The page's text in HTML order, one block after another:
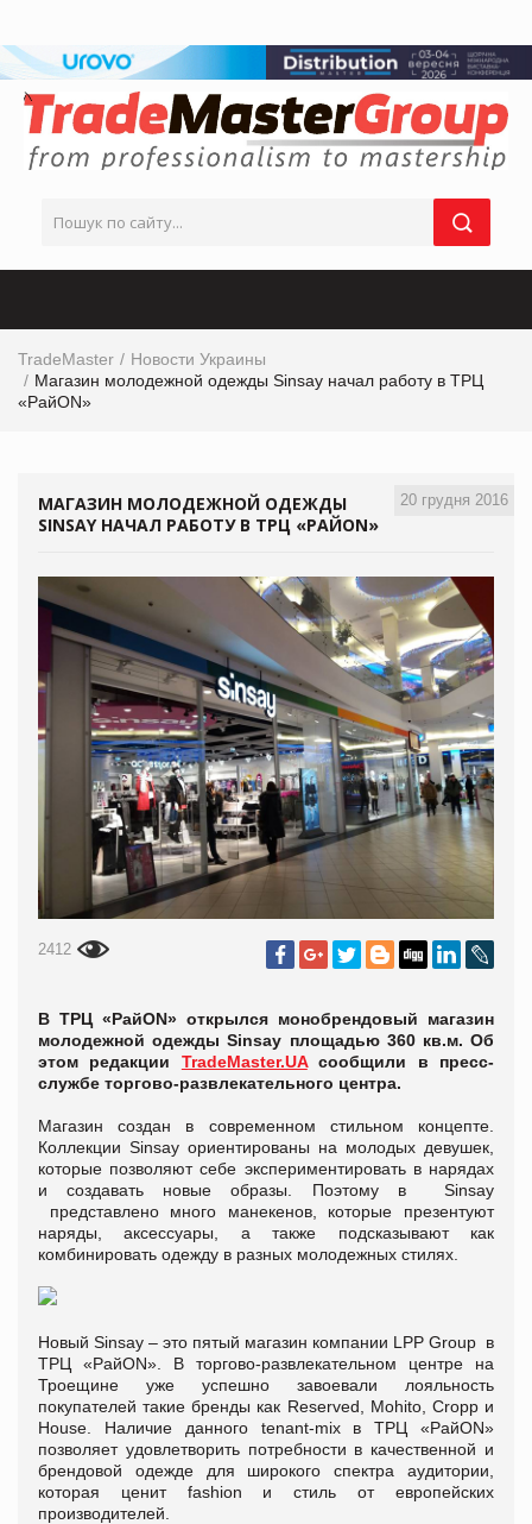
TradeMaster
Новости Украины
Магазин молодежной одежды Sinsay начал работу в ТРЦ
«РайON»
20 грудня 2016
МАГАЗИН МОЛОДЕЖНОЙ ОДЕЖДЫ
SINSAY НАЧАЛ РАБОТУ В ТРЦ «РАЙON»
2412
В ТРЦ «РайON» открылся монобрендовый магазин
молодежной одежды Sinsay площадью 360 кв.м. Об
этом редакции TradeMaster.UAсообщили в пресс-
службе торгово-развлекательного центра.
Магазин создан в современном стильном концепте.
Коллекции Sinsay ориентированы на молодых девушек,
которые позволяют себе экспериментировать в нарядах
и создавать новые образы. Поэтому в Sinsay
представлено много манекенов, которые презентуют
наряды, аксессуары, а также подсказывают как
комбинировать одежду в разных молодежных стилях.
Новый Sinsay – это пятый магазин компании LPP Group в
ТРЦ «РайON». В торгово-развлекательном центре на
Троещине уже успешно завоевали лояльность
покупателей такие бренды как Reserved, Mohito, Cropp и
House. Наличие данного tenant-mix в ТРЦ «РайON»
позволяет удовлетворить потребности в качественной и
брендовой одежде для широкого спектра аудитории,
которая ценит fashion и стиль от европейских
производителей.